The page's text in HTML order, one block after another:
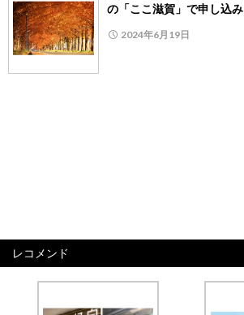
の「ここ滋賀」で申し込み
2024年6月19日
レコメンド